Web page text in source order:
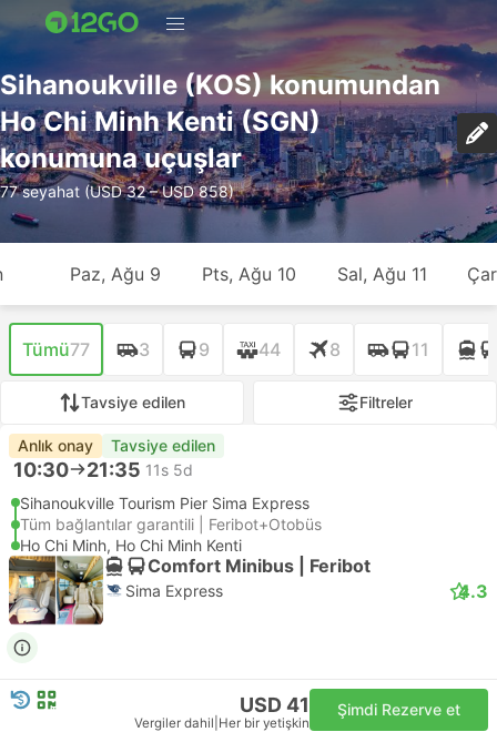
Sihanoukville (KOS) konumundan
Ho Chi Minh Kenti (SGN)
konumuna uçuşlar
77 seyahat (USD 32 – USD 858)
Paz, Ağu 9 Pts, Ağu 10 Sal, Ağu 11
Tümü77 3 9 44 8 11
Tavsiye edilen Filtreler
Anlık onay Tavsiye edilen
10:30 21:35 11s 5d
Sihanoukville Tourism Pier Sima Express
Tüm bağlantılar garantili | Feribot+Otobüs
Ho Chi Minh, Ho Chi Minh Kenti
Comfort Minibus | Feribot
Sima Express 4.3
USD 41
Vergiler dahil Her bir yetişkin
Şimdi Rezerve et